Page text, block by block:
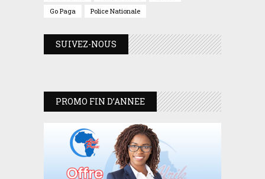
Go Paga
Police Nationale
SUIVEZ-NOUS
PROMO FIN D’ANNEE